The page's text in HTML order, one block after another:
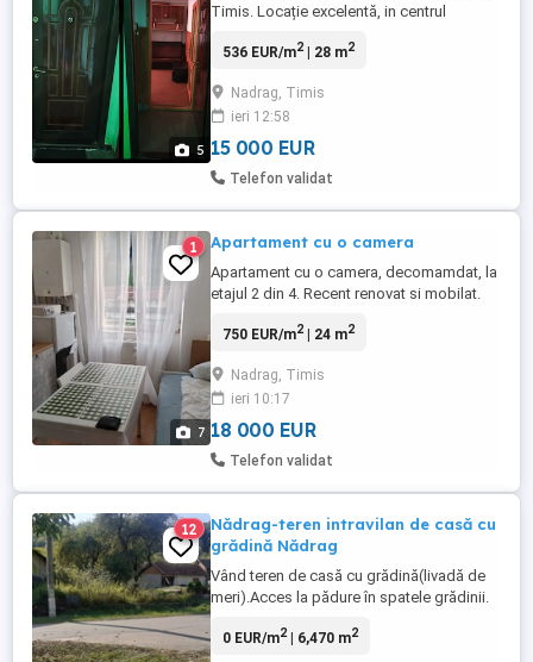
5
Timis. Locație excelentă, in centrul
utilitățile sunt in apartament: curent, apa,
exact că în poze, mobilat și utilat. Preț
15.000 Informații suplimentare la telefon:
536 EUR/m2| 28 m2
Nadrag, Timis
ieri 12:58
15 000 EUR
Telefon validat
7
1 Apartament cu o camera
Apartament cu o camera, decomamdat, la
etajul 2 din 4. Recent renovat si mobilat.
gaz, pentru incalzie si apa calda. Geamuri
Ideal pentru o persoana sau cuplu, sau
apartament de vacanta.
750 EUR/m2| 24 m2
Nadrag, Timis
ieri 10:17
18 000 EUR
Telefon validat
12
Nădrag-teren intravilan de casă cu
grădină Nădrag
Vând teren de casă cu grădină(livadă de
meri).Acces la pădure în spatele grădinii.
asfalt.Râul Padeș trece la 20 metri de
0 EUR/m2| 6,470 m2